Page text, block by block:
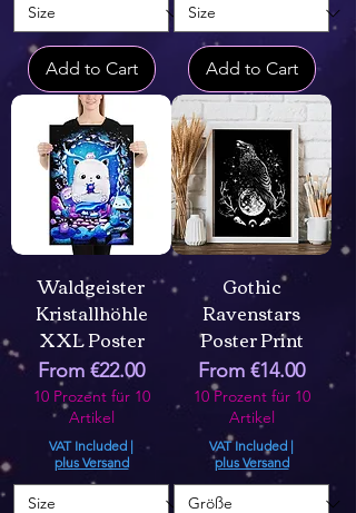
Add to Cart Add to Cart
Waldgeister
Kristallhöhle
XXL Poster
From €22.00
Sale Price
10 Prozent für 10
Artikel
VAT Included |
plus Versand
Gothic
Ravenstars
Poster Print
From €14.00
Sale Price
10 Prozent für 10
Artikel
VAT Included |
plus Versand